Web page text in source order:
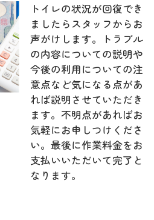
トイレの状況が回復でき
ましたらスタッフからお
声がけします。トラブル
の内容についての説明や
今後の利用についての注
意点など気になる点があ
れば説明させていただき
ます。不明点があればお
気軽にお申しつけくださ
い。最後に作業料金をお
支払いいただいて完了と
なります。